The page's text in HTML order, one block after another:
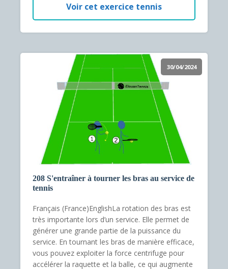
Voir cet exercice tennis
30/04/2024
208 S'entraîner à tourner les bras au service de
tennis
Français (France)EnglishLa rotation des bras est
très importante lors d’un service. Elle permet de
générer une grande partie de la puissance du
service. En tournant les bras de manière efficace,
vous pouvez exploiter la force centrifuge pour
accélérer la raquette et la balle, ce qui augmente